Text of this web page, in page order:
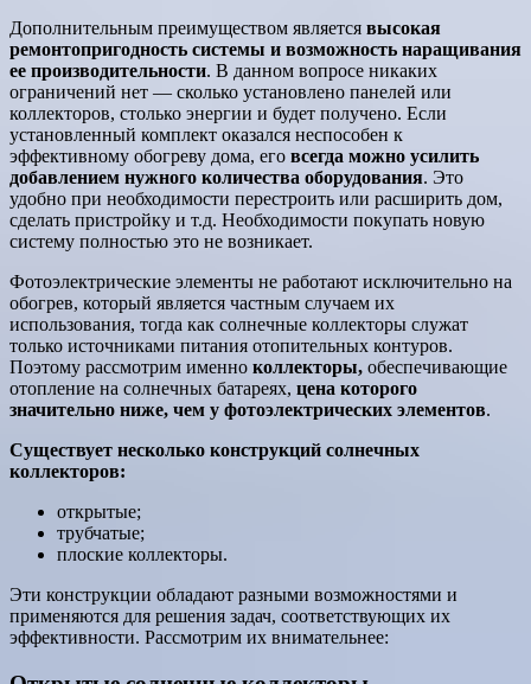
Дополнительным преимуществом является высокая
ремонтопригодность системы и возможность наращивания
ее производительности. В данном вопросе никаких
ограничений нет — сколько установлено панелей или
коллекторов, столько энергии и будет получено. Если
установленный комплект оказался неспособен к
эффективному обогреву дома, его всегда можно усилить
добавлением нужного количества оборудования. Это
удобно при необходимости перестроить или расширить дом,
сделать пристройку и т.д. Необходимости покупать новую
систему полностью это не возникает.
Фотоэлектрические элементы не работают исключительно на
обогрев, который является частным случаем их
использования, тогда как солнечные коллекторы служат
только источниками питания отопительных контуров.
Поэтому рассмотрим именно коллекторы, обеспечивающие
отопление на солнечных батареях, цена которого
значительно ниже, чем у фотоэлектрических элементов.
Существует несколько конструкций солнечных
коллекторов:
открытые;
трубчатые;
плоские коллекторы.
Эти конструкции обладают разными возможностями и
применяются для решения задач, соответствующих их
эффективности. Рассмотрим их внимательнее: